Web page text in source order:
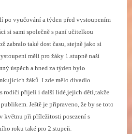
po vyučování a týden před vystoupením
si sami společně s paní učitelkou
zabralo také dost času, stejně jako si
měli pro žáky 1.stupně naší
úspěch a hned za týden bylo
žáků. I zde mělo divadlo
rodiči přijeli i další lidé,jejich děti,takže
Ještě je připraveno, že by se toto
květnu při příležitosti posezení s
roku také pro 2.stupeň.